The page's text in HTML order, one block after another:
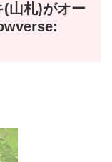
(山札)がオー